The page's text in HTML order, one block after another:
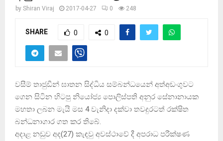
by Shiran Viraj 2017-04-27 0 248
SHARE 0 0
වසීම් තාජුඩීන් ඝාතන සිද්ධිය සම්බන්ධයෙන් අත්අඩංගුවට
ගෙන සිටින හිටපු නියෝජ්‍ය පොලිස්පති අනුර සේනානායක
මහතා ලබන මැයි මස 4 වැනිදා දක්වා තවදුරටත් රක්ෂිත
බන්ධනාගාර ගත කර තිබේ.
අදාළ නඩුව අද(27) කැඳවු අවස්ථාවේ දී අපරාධ පරීක්ෂණ